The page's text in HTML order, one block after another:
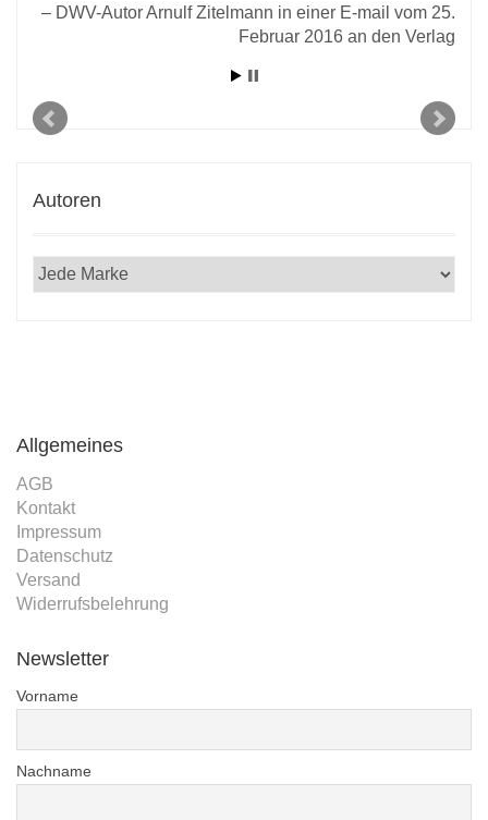
DWV-Autor Arnulf Zitelmann in einer E-mail vom 25.
Februar 2016 an den Verlag
Autoren
Allgemeines
AGB
Kontakt
Impressum
Datenschutz
Versand
Widerrufsbelehrung
Newsletter
Vorname
Nachname